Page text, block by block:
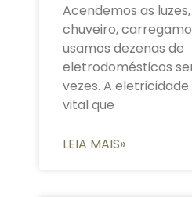
Acendemos as
chuveiro,
usamos dezenas de
eletrodomésticos
vezes. A
vital que
LEIA MAIS»